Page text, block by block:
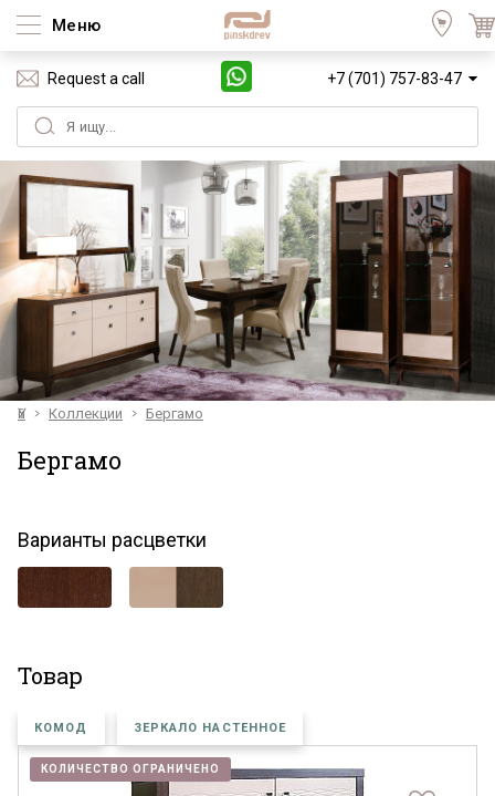
Меню
Request a call +7 (701) 757-83-47
Үй Коллекции Бергамо
Бергамо
Варианты расцветки
Товар
КОМОД ЗЕРКАЛО НАСТЕННОЕ
КОЛИЧЕСТВО ОГРАНИЧЕНО